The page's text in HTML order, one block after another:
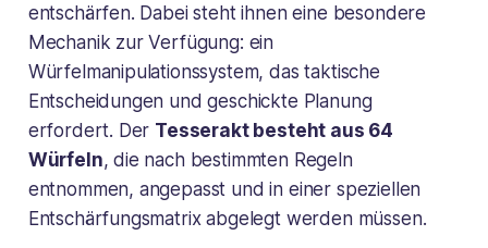
entschärfen. Dabei steht ihnen eine besondere
Mechanik zur Verfügung: ein
Würfelmanipulationssystem, das taktische
Entscheidungen und geschickte Planung
erfordert. Der Tesserakt besteht aus 64
Würfeln, die nach bestimmten Regeln
entnommen, angepasst und in einer speziellen
Entschärfungsmatrix abgelegt werden müssen.